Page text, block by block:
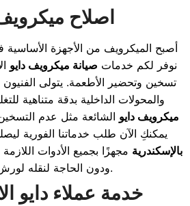
اصلاح
أصبح الميكرويف من الأجهزة الأساسية
نوفر لكم خدمات صيانة ميكرويف دايو
تسخين وتحضير الأطعمة. يتولى
والمحولات الداخلية بدقة متناهية
ميكرويف دايو الشائعة مثل عدم
يمكنكِ الآن طلب خدماتنا الفورية
بالإسكندرية مجهزًا بجميع الأدوات
ودون الحاجة لنقله لورش الصيانة.
خدمة عملاء دايو